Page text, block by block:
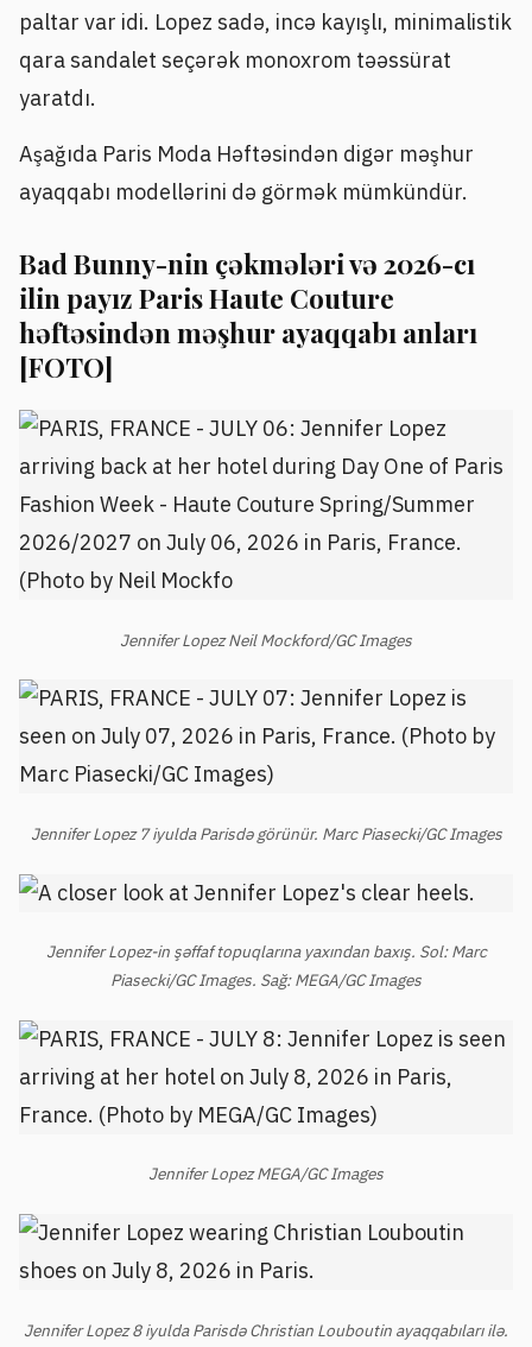
paltar var idi. Lopez sadə, incə kayışlı, minimalistik
qara sandalet seçərək monoxrom təəssürat
yaratdı.
Aşağıda Paris Moda Həftəsindən digər məşhur
ayaqqabı modellərini də görmək mümkündür.
Bad Bunny-nin çəkmələri və 2026-cı
ilin payız Paris Haute Couture
həftəsindən məşhur ayaqqabı anları
[FOTO]
Jennifer Lopez Neil Mockford/GC Images
Jennifer Lopez 7 iyulda Parisdə görünür. Marc Piasecki/GC Images
Jennifer Lopez-in şəffaf topuqlarına yaxından baxış. Sol: Marc
Piasecki/GC Images. Sağ: MEGA/GC Images
Jennifer Lopez MEGA/GC Images
Jennifer Lopez 8 iyulda Parisdə Christian Louboutin ayaqqabıları ilə.